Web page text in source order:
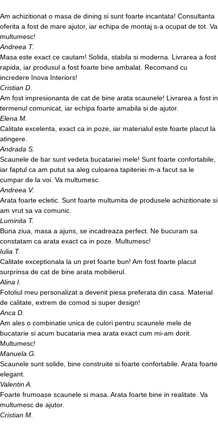
Am achizitionat o masa de dining si sunt foarte incantata! Consultanta
oferita a fost de mare ajutor, iar echipa de montaj s-a ocupat de tot. Va
multumesc!
Andreea T.
Masa este exact ce cautam! Solida, stabila si moderna. Livrarea a fost
rapida, iar produsul a fost foarte bine ambalat. Recomand cu
incredere Inova Interiors!
Cristian D.
Am fost impresionanta de cat de bine arata scaunele! Livrarea a fost in
termenul comunicat, iar echipa foarte amabila si de ajutor.
Elena M.
Calitate excelenta, exact ca in poze, iar materialul este foarte placut la
atingere.
Andrada S.
Scaunele de bar sunt vedeta bucatariei mele! Sunt foarte confortabile,
iar faptul ca am putut sa aleg culoarea tapiteriei m-a facut sa le
cumpar de la voi. Va multumesc.
Andreea V.
Arata foarte ecletic. Sunt foarte multumita de produsele achizitionate si
am vrut sa va comunic.
Luminita T.
Buna ziua, masa a ajuns, se incadreaza perfect. Ne bucuram sa
constatam ca arata exact ca in poze. Multumesc!
Iulia T.
Calitate exceptionala la un pret foarte bun! Am fost foarte placut
surprinsa de cat de bine arata mobilierul.
Alina I.
Fotoliul meu personalizat a devenit piesa preferata din casa. Material
de calitate, extrem de comod si super design!
Anca D.
Am ales o combinatie unica de culori pentru scaunele mele de
bucatarie si acum bucataria mea arata exact cum mi-am dorit.
Multumesc!
Manuela G.
Scaunele sunt solide, bine construite si foarte confortabile. Arata foarte
elegant.
Valentin A.
Foarte frumoase scaunele si masa. Arata foarte bine in realitate. Va
multumesc de ajutor.
Cristian M.